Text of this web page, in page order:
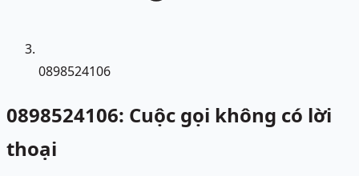
0898524106
0898524106: Cuộc gọi không có lời
thoại